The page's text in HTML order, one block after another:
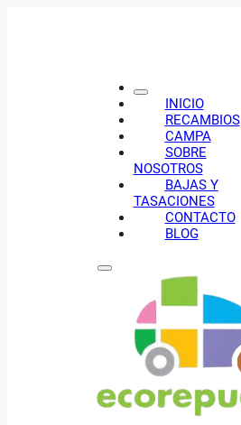
INICIO
RECAMBIOS
CAMPA
SOBRE
NOSOTROS
BAJAS Y
TASACIONES
CONTACTO
BLOG